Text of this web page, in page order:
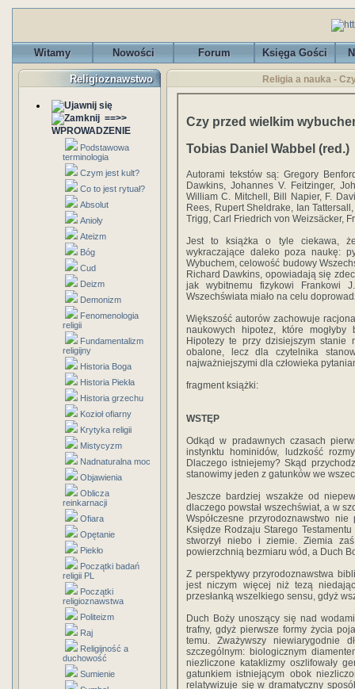
Witamy Nowości Forum Księga Gości
Religioznawstwo
==>>
WPROWADZENIE
Podstawowa
terminologia
Czym jest kult?
Co to jest rytuał?
Absolut
Anioły
Ateizm
Bóg
Cud
Deizm
Demonizm
Fenomenologia
religii
Fundamentalizm
religijny
Historia Boga
Historia Piekła
Historia grzechu
Kozioł ofiarny
Krytyka religii
Mistycyzm
Nadnaturalna moc
Objawienia
Oblicza
reinkarnacji
Ofiara
Opętanie
Piekło
Początki badań
religii PL
Początki
religioznawstwa
Politeizm
Raj
Religijność a
duchowość
Sumienie
Religia a nauka -
Czy przed wielkim
Tobias Daniel Wabbel (red.)
Autorami tekstów są: Gregory
Dawkins, Johannes V. Feitzinger,
William C. Mitchell, Bill Napier, F.
Rees, Rupert Sheldrake, Ian
Trigg, Carl Friedrich von Weizsäcker,
Jest to książka o tyle ciekawa,
wykraczające daleko poza naukę:
Wybuchem, celowość budowy
Richard Dawkins, opowiadają się
jak wybitnemu fizykowi Frankowi
Wszechświata miało na celu
Większość autorów zachowuje
naukowych hipotez, które
Hipotezy te przy dzisiejszym
obalone, lecz dla czytelnika
najważniejszymi dla człowieka
fragment książki:
WSTĘP
Odkąd w pradawnych czasach
instynktu hominidów, ludzkość
Dlaczego istniejemy? Skąd
stanowimy jeden z gatunków we
Jeszcze bardziej wszakże od
dlaczego powstał wszechświat, a w
Współczesne przyrodoznawstwo
Księdze Rodzaju Starego
stworzył niebo i ziemie. Ziemia
powierzchnią bezmiaru wód, a Duch
Z perspektywy przyrodoznawstwa
jest niczym więcej niż tezą
przesłanką wszelkiego sensu, gdyż
Duch Boży unoszący się nad
trafny, gdyż pierwsze formy życia
temu. Zważywszy niewiarygodnie
szczególnym: biologicznym
niezliczone kataklizmy oszlifowały
gatunkiem istniejącym obok
relatywizuje się w dramatyczny